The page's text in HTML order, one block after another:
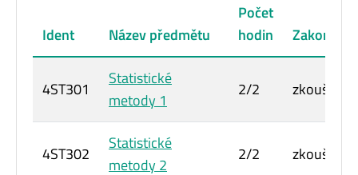
Ident Název předmětu
Počet
hodin
Zakončení
4ST301
Statistické
metody 1
2/2 zkouška
4ST302
Statistické
metody 2
2/2 zkouška